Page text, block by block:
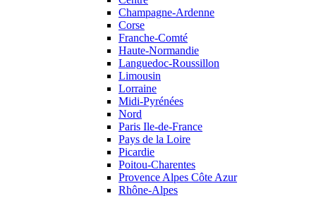
Champagne-Ardenne
Corse
Franche-Comté
Haute-Normandie
Languedoc-Roussillon
Limousin
Lorraine
Midi-Pyrénées
Nord
Paris Ile-de-France
Pays de la Loire
Picardie
Poitou-Charentes
Provence Alpes Côte Azur
Rhône-Alpes